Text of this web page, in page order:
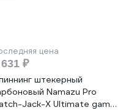
цена
₽
штекерный
Namazu Pro
Jack-X Ultimate game